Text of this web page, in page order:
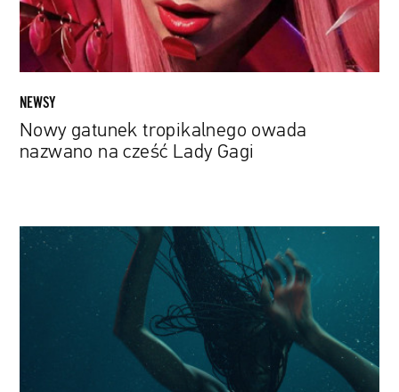
Lady
Gagi
NEWSY
Nowy gatunek tropikalnego owada
nazwano na cześć Lady Gagi
Zwycięzcy
Sundance